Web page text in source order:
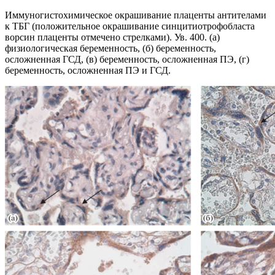
Иммуногистохимическое окрашивание плаценты антителами
к ТБГ (положительное окрашивание синцитиотрофобласта
ворсин плаценты отмечено стрелками). Ув. 400. (а)
физиологическая беременность, (б) беременность,
осложненная ГСД, (в) беременность, осложненная ПЭ, (г)
беременность, осложненная ПЭ и ГСД.